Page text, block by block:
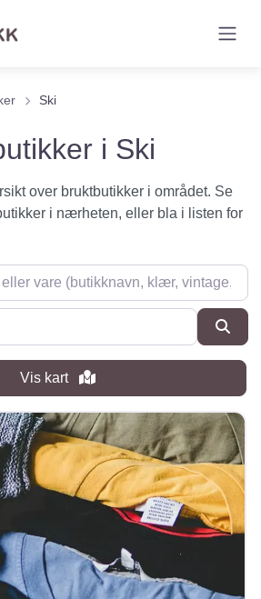
Ski
i Ski
over bruktbutikker i området. Se
i nærheten, eller bla i listen for
(butikknavn, klær, vintage, møbler
Vis kart